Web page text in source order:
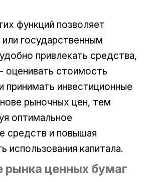
функций позволяет
государственным
привлекать средства,
оценивать стоимость
принимать инвестиционные
рыночных цен, тем
оптимальное
средств и повышая
использования капитала.
рынка ценных бумаг